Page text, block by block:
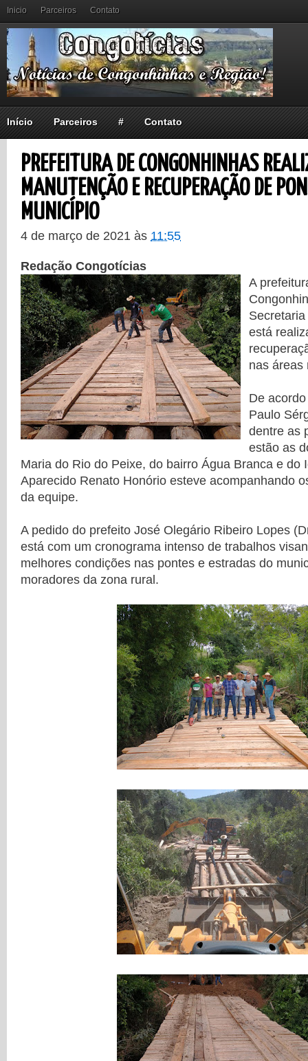
Inicio Parceiros Contato
Início Parceiros # Contato
PREFEITURA DE CONGONHINHAS
MANUTENÇÃO E RECUPERAÇÃO DE
MUNICÍPIO
4 de março de 2021 às 11:55
Redação Congotícias
A
está
nas áreas
De
Paulo
dentre as
estão as
Maria do Rio do Peixe, do bairro Água Branca e do
Aparecido Renato Honório esteve acompanhando
da equipe.
A pedido do prefeito José Olegário Ribeiro Lopes
está com um cronograma intenso de trabalhos
melhores condições nas pontes e estradas do
moradores da zona rural.